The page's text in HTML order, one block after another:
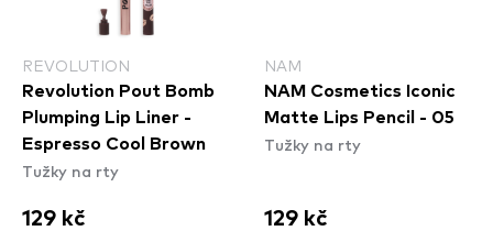
REVOLUTION
Revolution Pout Bomb
Plumping Lip Liner -
Espresso Cool Brown
Tužky na rty
129 kč
NAM
NAM Cosmetics Iconic
Matte Lips Pencil - 05
Tužky na rty
129 kč